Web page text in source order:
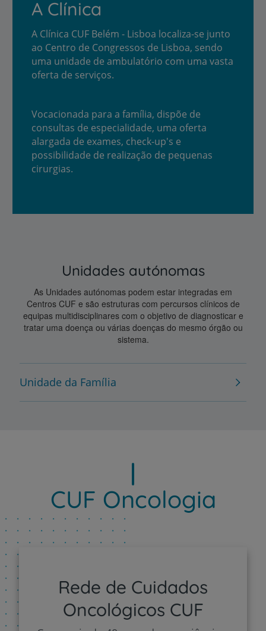
A Clínica
A Clínica CUF Belém - Lisboa localiza-se junto
ao Centro de Congressos de Lisboa, sendo
uma unidade de ambulatório com uma vasta
oferta de serviços.
Vocacionada para a família, dispõe de
consultas de especialidade, uma oferta
alargada de exames, check-up's e
possibilidade de realização de pequenas
cirurgias.
Unidades autónomas
As Unidades autónomas podem estar integradas em
Centros CUF e são estruturas com percursos clínicos de
equipas multidisciplinares com o objetivo de diagnosticar e
tratar uma doença ou várias doenças do mesmo órgão ou
sistema.
Unidade da Família
CUF Oncologia
Rede de Cuidados
Oncológicos CUF